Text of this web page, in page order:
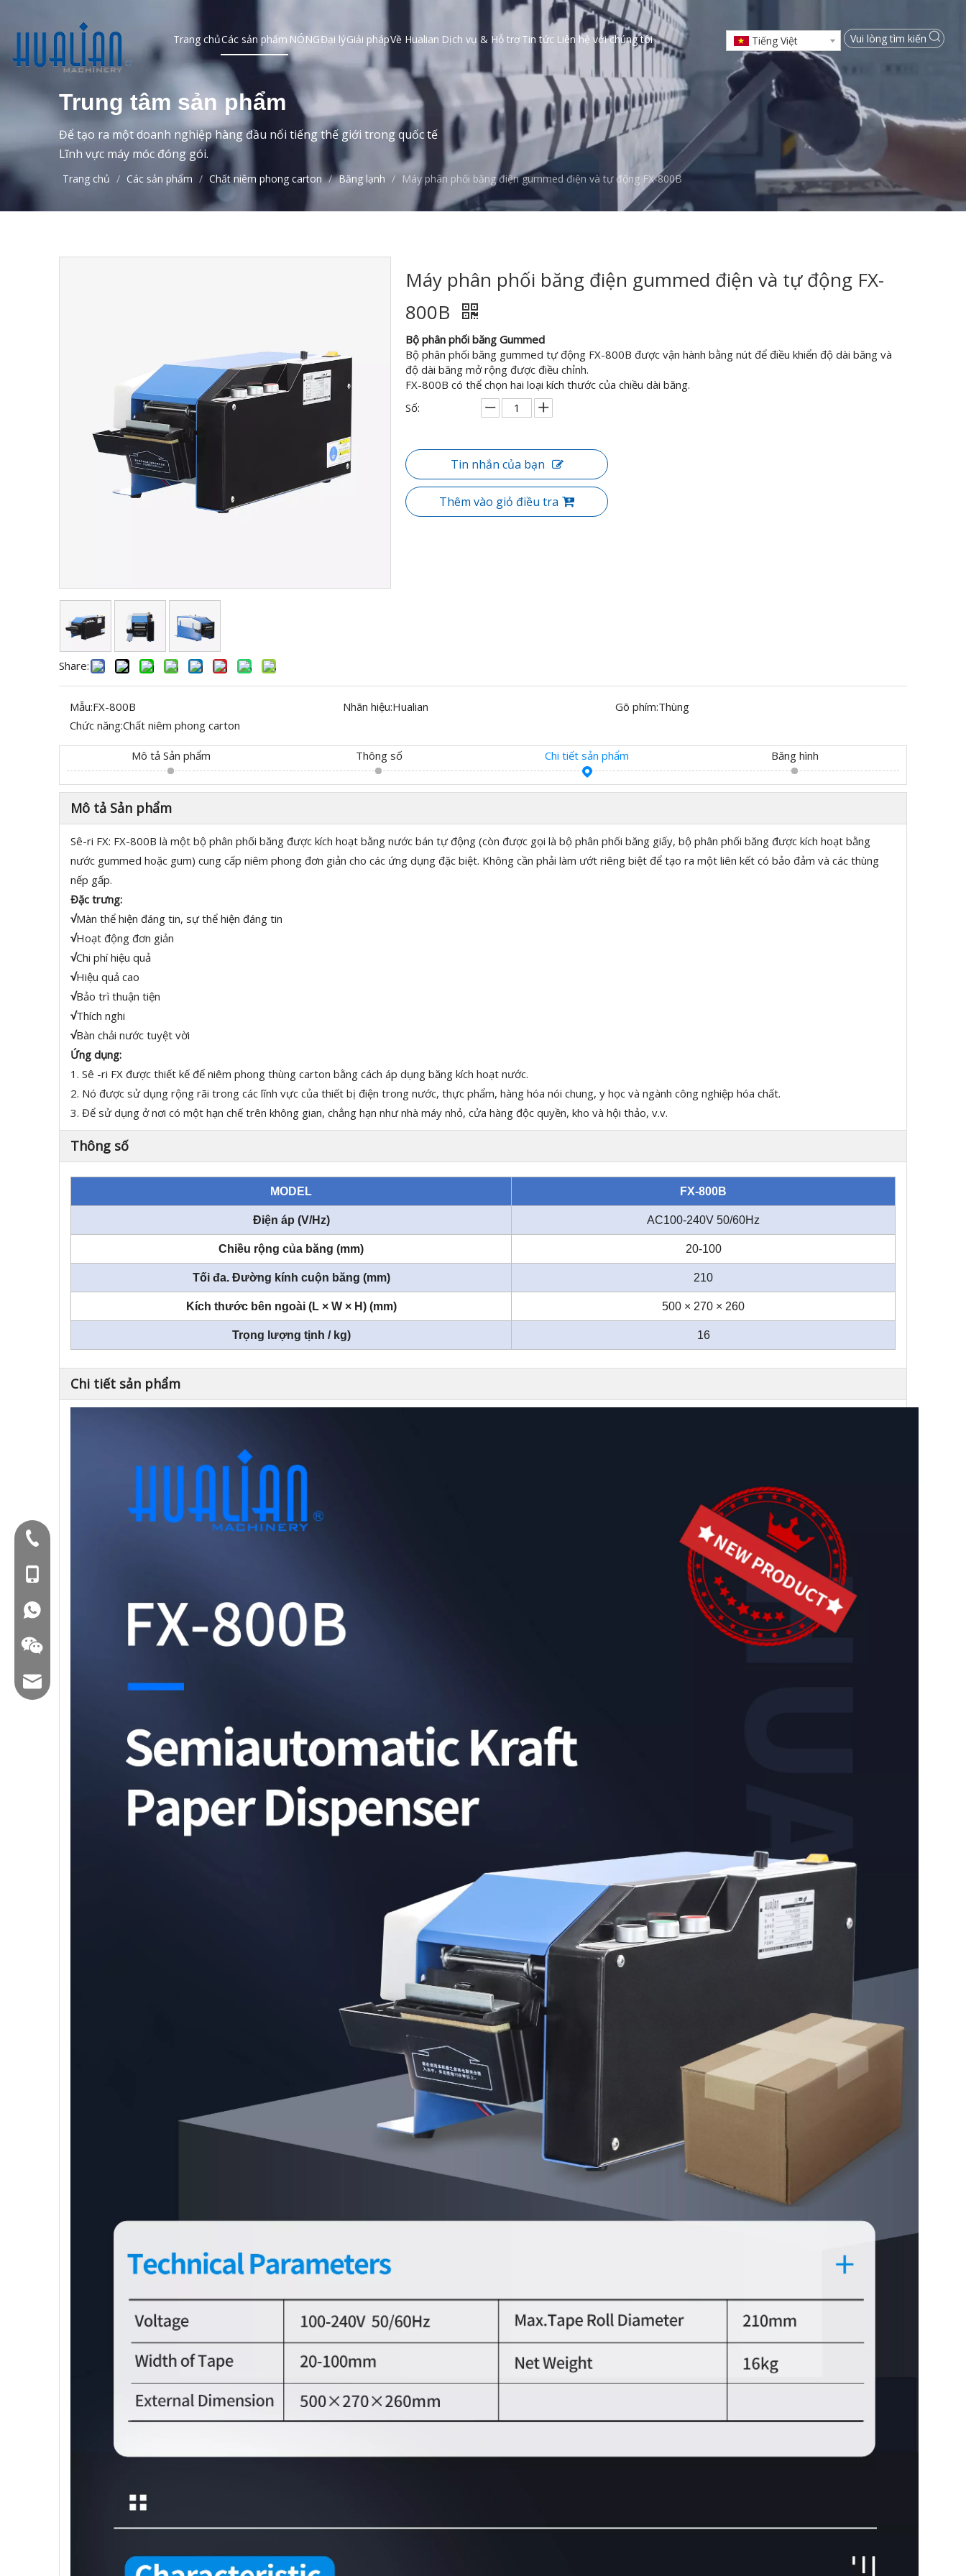
Trang chủCác sản phẩm NÓNGĐại lýGiải phápVề Hualian Dịch vụ & Hỗ trợTin tức Liên hệ với chúng tôi Tiếng Việt
Trung tâm sản phẩm
Để tạo ra một doanh nghiệp hàng đầu nổi tiếng thế giới trong quốc tế
Lĩnh vực máy móc đóng gói.
Trang chủ / Các sản phẩm / Chất niêm phong carton / Băng lạnh / Máy phân phối băng điện gummed điện và tự động FX-800B
Share:
Máy phân phối băng điện gummed điện và tự động FX-
800B
Bộ phân phối băng Gummed
Bộ phân phối băng gummed tự động FX-800B được vận hành bằng nút để điều khiển độ dài băng và
độ dài băng mở rộng được điều chỉnh.
FX-800B có thể chọn hai loại kích thước của chiều dài băng.
Số:
Tin nhắn của bạn
Thêm vào giỏ điều tra
Mẫu:FX-800B Nhãn hiệu:Hualian Gõ phím:Thùng
Chức năng:Chất niêm phong carton
Mô tả Sản phẩm Thông số Chi tiết sản phẩm Băng hình
Mô tả Sản phẩm
Sê-ri FX: FX-800B là một bộ phân phối băng được kích hoạt bằng nước bán tự động (còn được gọi là bộ phân phối băng giấy, bộ phân phối băng được kích hoạt bằng
nước gummed hoặc gum) cung cấp niêm phong đơn giản cho các ứng dụng đặc biệt. Không cần phải làm ướt riêng biệt để tạo ra một liên kết có bảo đảm và các thùng
nếp gấp.
Đặc trưng:
√Màn thể hiện đáng tin, sự thể hiện đáng tin
√Hoạt động đơn giản
√Chi phí hiệu quả
√Hiệu quả cao
√Bảo trì thuận tiện
√Thích nghi
√Bàn chải nước tuyệt vời
Ứng dụng:
1. Sê -ri FX được thiết kế để niêm phong thùng carton bằng cách áp dụng băng kích hoạt nước.
2. Nó được sử dụng rộng rãi trong các lĩnh vực của thiết bị điện trong nước, thực phẩm, hàng hóa nói chung, y học và ngành công nghiệp hóa chất.
3. Để sử dụng ở nơi có một hạn chế trên không gian, chẳng hạn như nhà máy nhỏ, cửa hàng độc quyền, kho và hội thảo, v.v.
Thông số
MODEL FX-800B
Điện áp (V/Hz) AC100-240V 50/60Hz
Chiều rộng của băng (mm) 20-100
Tối đa. Đường kính cuộn băng (mm) 210
Kích thước bên ngoài (L × W × H) (mm) 500 × 270 × 260
Trọng lượng tịnh / kg) 16
Chi tiết sản phẩm
WA: 0086 18858715170
Email: hl@hualian.biz